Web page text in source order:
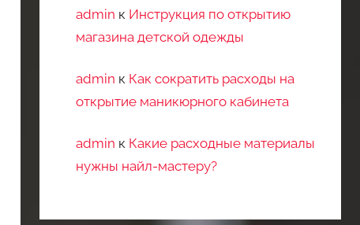
admin к Инструкция по открытию
магазина детской одежды
admin к Как сократить расходы на
открытие маникюрного кабинета
admin к Какие расходные материалы
нужны найл-мастеру?